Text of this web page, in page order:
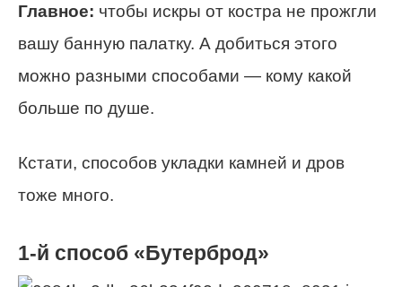
Главное: чтобы искры от костра не прожгли
вашу банную палатку. А добиться этого
можно разными способами — кому какой
больше по душе.
Кстати, способов укладки камней и дров
тоже много.
1-й способ «Бутерброд»